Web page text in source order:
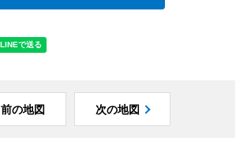
前の地図 次の地図